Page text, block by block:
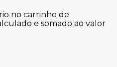
no carrinho de
e somado ao valor